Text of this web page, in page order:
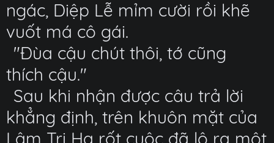
ngác, Diệp Lễ mỉm cười rồi khẽ
vuốt má cô gái.
"Đùa cậu chút thôi, tớ cũng
thích cậu."
Sau khi nhận được câu trả lời
khẳng định, trên khuôn mặt của
Lâm Tri Hạ rốt cuộc đã lộ ra một